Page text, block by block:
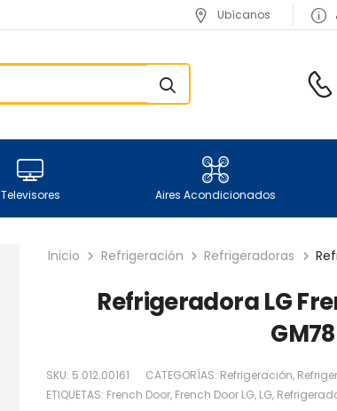
Ubícanos
Televisores Aires Acondicionados
Inicio Refrigeración Refrigeradoras
Refrigeradora LG
SKU: 5.012.00161 CATEGORÍAS: Refrigeración,
ETIQUETAS: French Door, French Door LG, LG,